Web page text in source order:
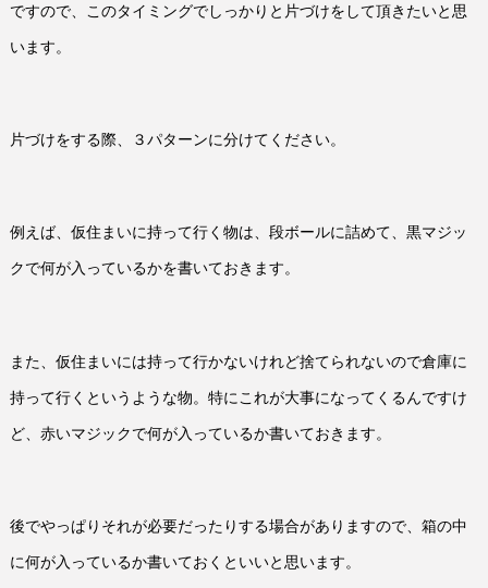
ですので、このタイミングでしっかりと片づけをして頂きたいと思
います。
片づけをする際、３パターンに分けてください。
例えば、仮住まいに持って行く物は、段ボールに詰めて、黒マジッ
クで何が入っているかを書いておきます。
また、仮住まいには持って行かないけれど捨てられないので倉庫に
持って行くというような物。特にこれが大事になってくるんですけ
ど、赤いマジックで何が入っているか書いておきます。
後でやっぱりそれが必要だったりする場合がありますので、箱の中
に何が入っているか書いておくといいと思います。